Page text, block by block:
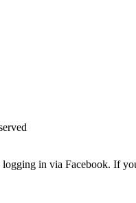
in via Facebook. If